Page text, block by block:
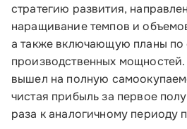
стратегию развития,
наращивание темпов и
а также включающую планы по
производственных
вышел на полную
чистая прибыль за первое
раза к аналогичному периоду